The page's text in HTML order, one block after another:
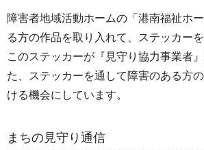
障害者地域活動ホームの「港南福祉ホ
る方の作品を取り入れて、ステッカー
このステッカーが『見守り協力事業者
た、ステッカーを通して障害のある方
ける機会にしています。
まちの見守り通信